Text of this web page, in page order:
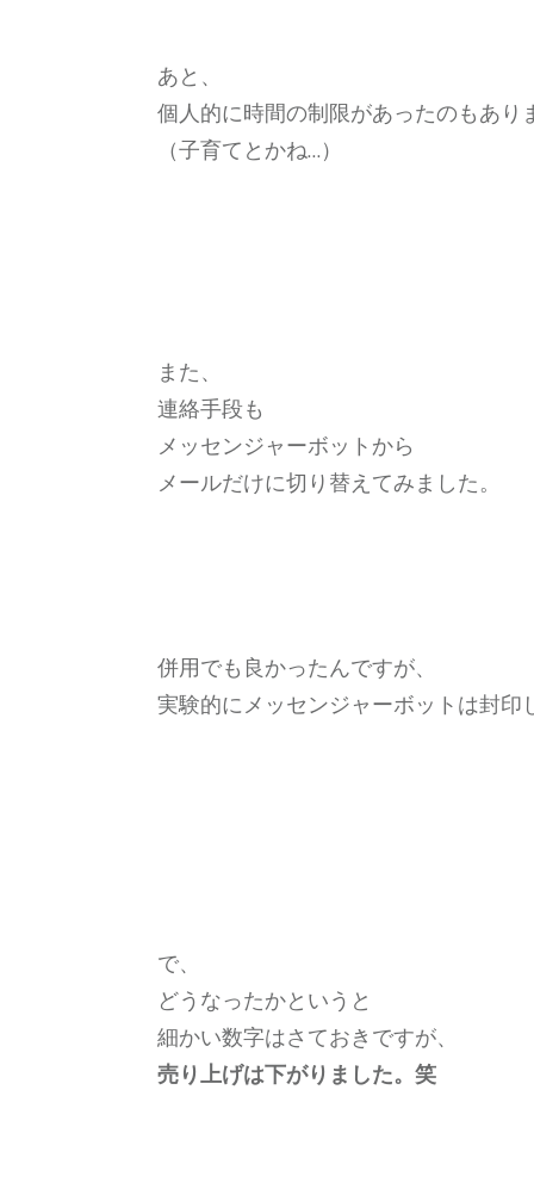
あと、
個人的に時間の制限があったのもあり
（子育てとかね…）
また、
連絡手段も
メッセンジャーボットから
メールだけに切り替えてみました。
併用でも良かったんですが、
実験的にメッセンジャーボットは封印
で、
どうなったかというと
細かい数字はさておきですが、
売り上げは下がりました。笑